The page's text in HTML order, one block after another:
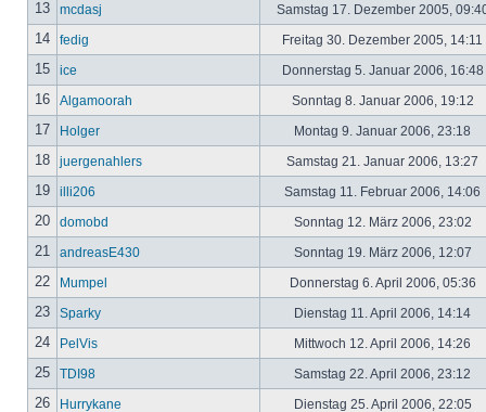
13 mcdasj Samstag 17. Dezember 2005,
14 fedig Freitag 30. Dezember 2005, 14:11
15 ice Donnerstag 5. Januar 2006, 16:48
16 Algamoorah Sonntag 8. Januar 2006, 19:12
17 Holger Montag 9. Januar 2006, 23:18
18 juergenahlers Samstag 21. Januar 2006, 13:27
19 illi206 Samstag 11. Februar 2006, 14:06
20 domobd Sonntag 12. März 2006, 23:02
21 andreasE430 Sonntag 19. März 2006, 12:07
22 Mumpel Donnerstag 6. April 2006, 05:36
23 Sparky Dienstag 11. April 2006, 14:14
24 PelVis Mittwoch 12. April 2006, 14:26
25 TDI98 Samstag 22. April 2006, 23:12
26 Hurrykane Dienstag 25. April 2006, 22:05